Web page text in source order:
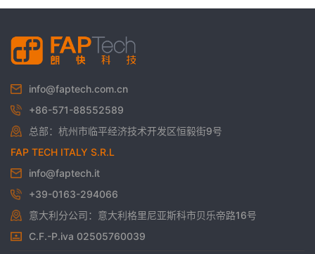
info@faptech.com.cn
+86-571-88552589
总部：杭州市临平经济技术开发区恒毅街9号
FAP TECH ITALY S.R.L
info@faptech.it
+39-0163-294066
意大利分公司：意大利格里尼亚斯科市贝乐帝路16号
C.F.-P.iva 02505760039